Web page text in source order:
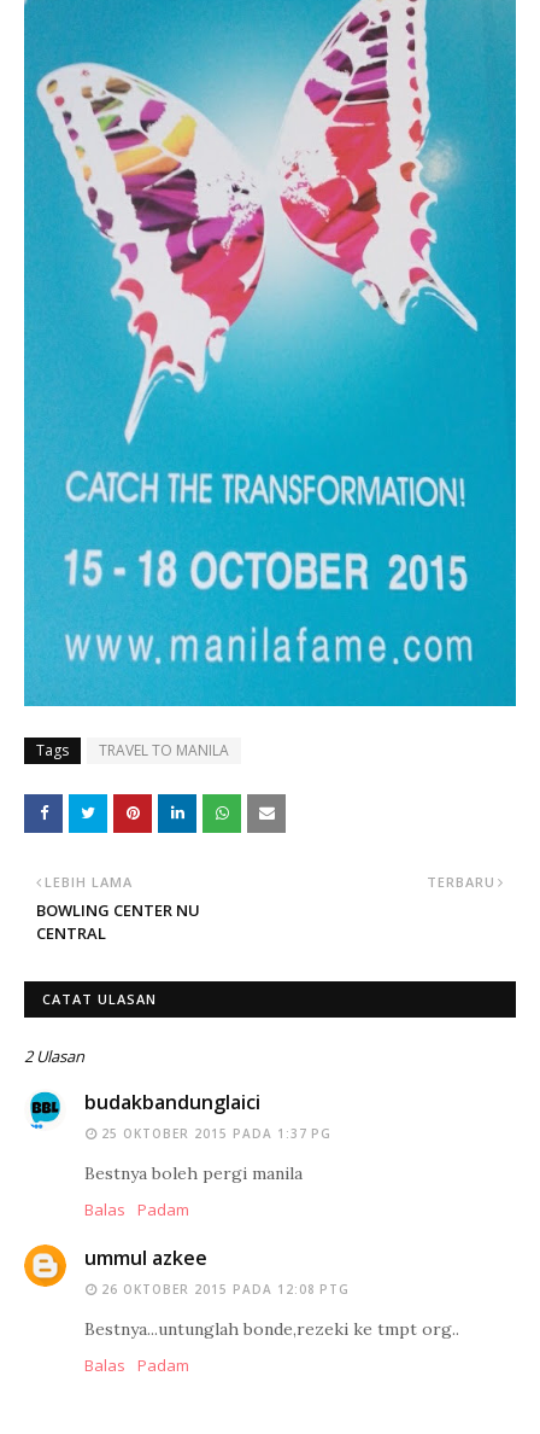
Tags TRAVEL TO MANILA
TERBARU
LEBIH LAMA
BOWLING CENTER NU
CENTRAL
CATAT ULASAN
2 Ulasan
budakbandunglaici
25 OKTOBER 2015 PADA 1:37 PG
Bestnya boleh pergi manila
Balas
Padam
ummul azkee
26 OKTOBER 2015 PADA 12:08 PTG
Bestnya...untunglah bonde,rezeki ke tmpt org..
Balas
Padam